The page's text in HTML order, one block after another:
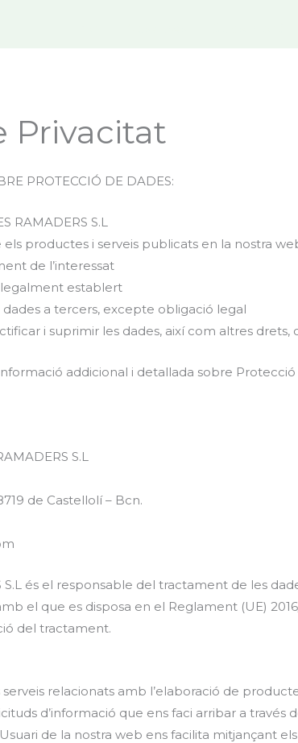
Privacitat
PROTECCIÓ DE DADES:
RAMADERS S.L
productes i serveis publicats en la nostra
de l’interessat
establert
dades a tercers, excepte obligació legal
i suprimir les dades, així com altres drets,
addicional i detallada sobre Protecció
S.L
de Castellolí – Bcn.
S.L és el responsable del tractament de les
el que es disposa en el Reglament (UE)
del tractament.
relacionats amb l’elaboració de
d’informació que ens faci arribar a
de la nostra web ens facilita mitjançant